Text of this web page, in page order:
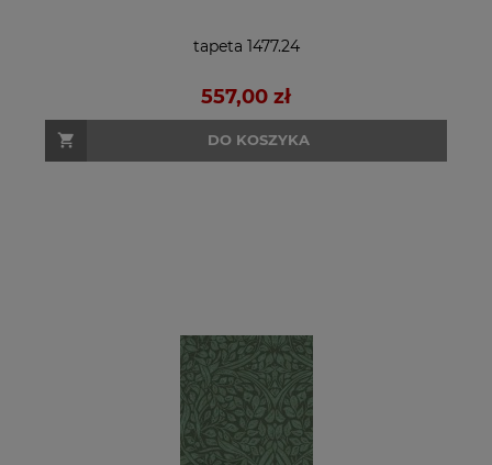
tapeta 1477.24
557,00 zł
DO KOSZYKA